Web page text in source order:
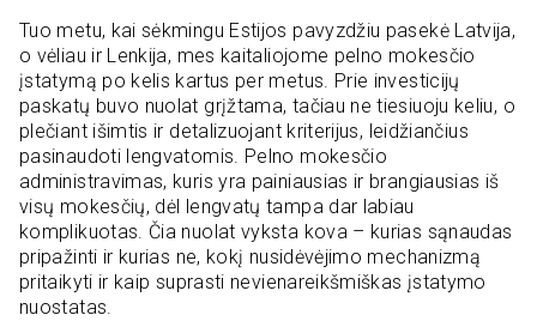
Tuo metu, kai sėkmingu Estijos pavyzdžiu pasekė Latvija,
o vėliau ir Lenkija, mes kaitaliojome pelno mokesčio
įstatymą po kelis kartus per metus. Prie investicijų
paskatų buvo nuolat grįžtama, tačiau ne tiesiuoju keliu, o
plečiant išimtis ir detalizuojant kriterijus, leidžiančius
pasinaudoti lengvatomis. Pelno mokesčio
administravimas, kuris yra painiausias ir brangiausias iš
visų mokesčių, dėl lengvatų tampa dar labiau
komplikuotas. Čia nuolat vyksta kova – kurias sąnaudas
pripažinti ir kurias ne, kokį nusidėvėjimo mechanizmą
pritaikyti ir kaip suprasti nevienareikšmiškas įstatymo
nuostatas.